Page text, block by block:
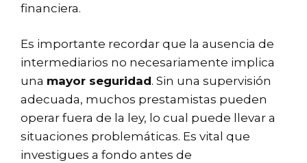
financiera.
Es importante recordar que la ausencia de
intermediarios no necesariamente implica
una mayor seguridad. Sin una supervisión
adecuada, muchos prestamistas pueden
operar fuera de la ley, lo cual puede llevar a
situaciones problemáticas. Es vital que
investigues a fondo antes de